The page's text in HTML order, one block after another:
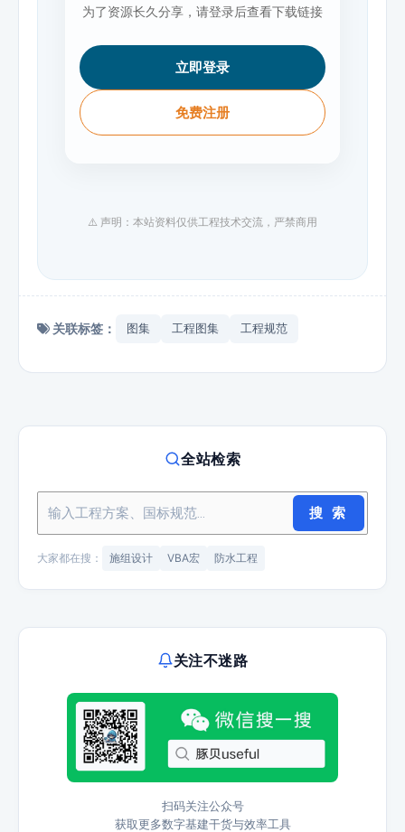
为了资源长久分享，请登录后查看下载链接
立即登录
免费注册
⚠️ 声明：本站资料仅供工程技术交流，严禁商用
关联标签： 图集 工程图集 工程规范
全站检索
搜 索
大家都在搜： 施组设计 VBA宏 防水工程
关注不迷路
扫码关注公众号
获取更多数字基建干货与效率工具